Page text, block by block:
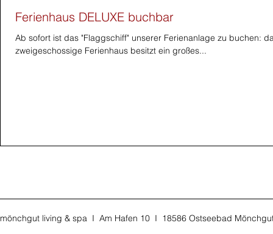
Ferienhaus DELUXE buchbar
Ab sofort ist das "Flaggschiff" unserer Ferienanlage zu buchen:
zweigeschossige Ferienhaus besitzt ein großes...
mönchgut living & spa I Am Hafen 10 I 18586 Ostseebad